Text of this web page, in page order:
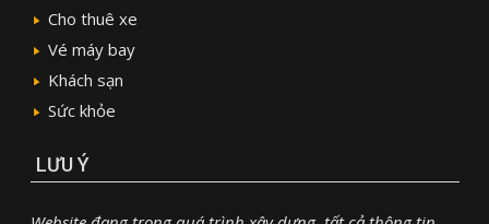
Cho thuê xe
Vé máy bay
Khách sạn
Sức khỏe
LƯU Ý